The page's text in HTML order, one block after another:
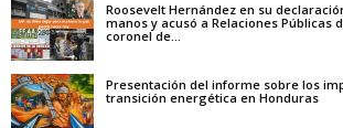
Roosevelt Hernández en su
manos y acusó a Relaciones Públicas
coronel de...
Presentación del informe sobre los
transición energética en Honduras